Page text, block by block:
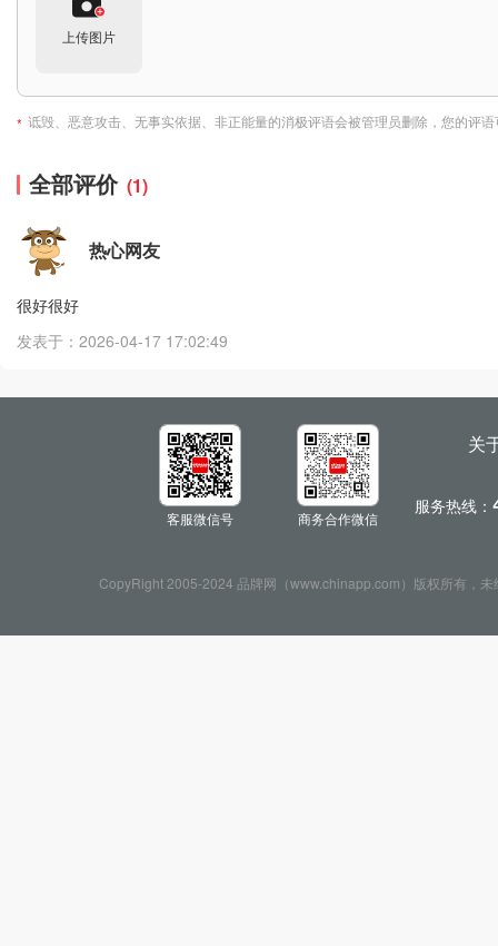
上传图片
* 诋毁、恶意攻击、无事实依据、非正能量的消极评语会被管理员删除，您的评
全部评价 (1)
热心网友
很好很好
发表于：2026-04-17 17:02:49
客服微信号 商务合作微信
关
服务热线：
CopyRight 2005-2024 品牌网（www.chinapp.com）版权所有，